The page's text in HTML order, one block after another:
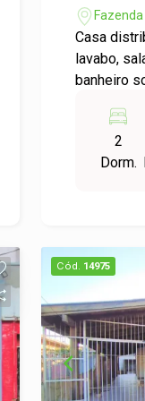
Casa
lavabo,
banheiro
em bairro
agende
2
Dorm.
Cód. 14975